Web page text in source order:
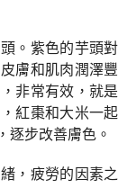
。紫色的芋頭對
膚和肌肉潤澤豐
非常有效，就是
紅棗和大米一起
逐步改善膚色。
，疲勞的因素之